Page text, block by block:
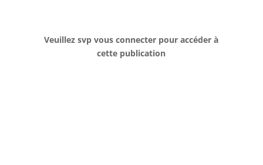
Veuillez svp vous connecter pour accéder à
cette publication